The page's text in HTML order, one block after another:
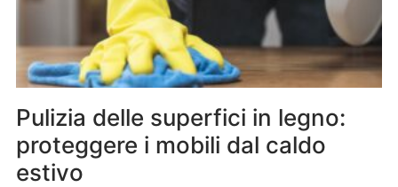
Pulizia delle superfici in legno:
proteggere i mobili dal caldo
estivo